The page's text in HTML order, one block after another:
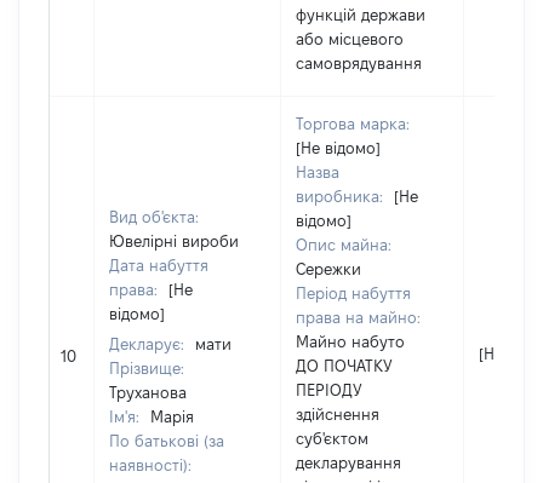
функцій держави
або місцевого
самоврядування
10
Вид об'єкта:
Ювелірні вироби
Дата набуття
права:
[Не
відомо]
Декларує:
мати
Прізвище:
Труханова
Ім'я:
Марія
По батькові (за
наявності):
Торгова марка:
[Не відомо]
Назва
виробника:
[Не
відомо]
Опис майна:
Сережки
Період набуття
права на майно:
Майно набуто
ДО ПОЧАТКУ
ПЕРІОДУ
здійснення
суб'єктом
декларування
[Не